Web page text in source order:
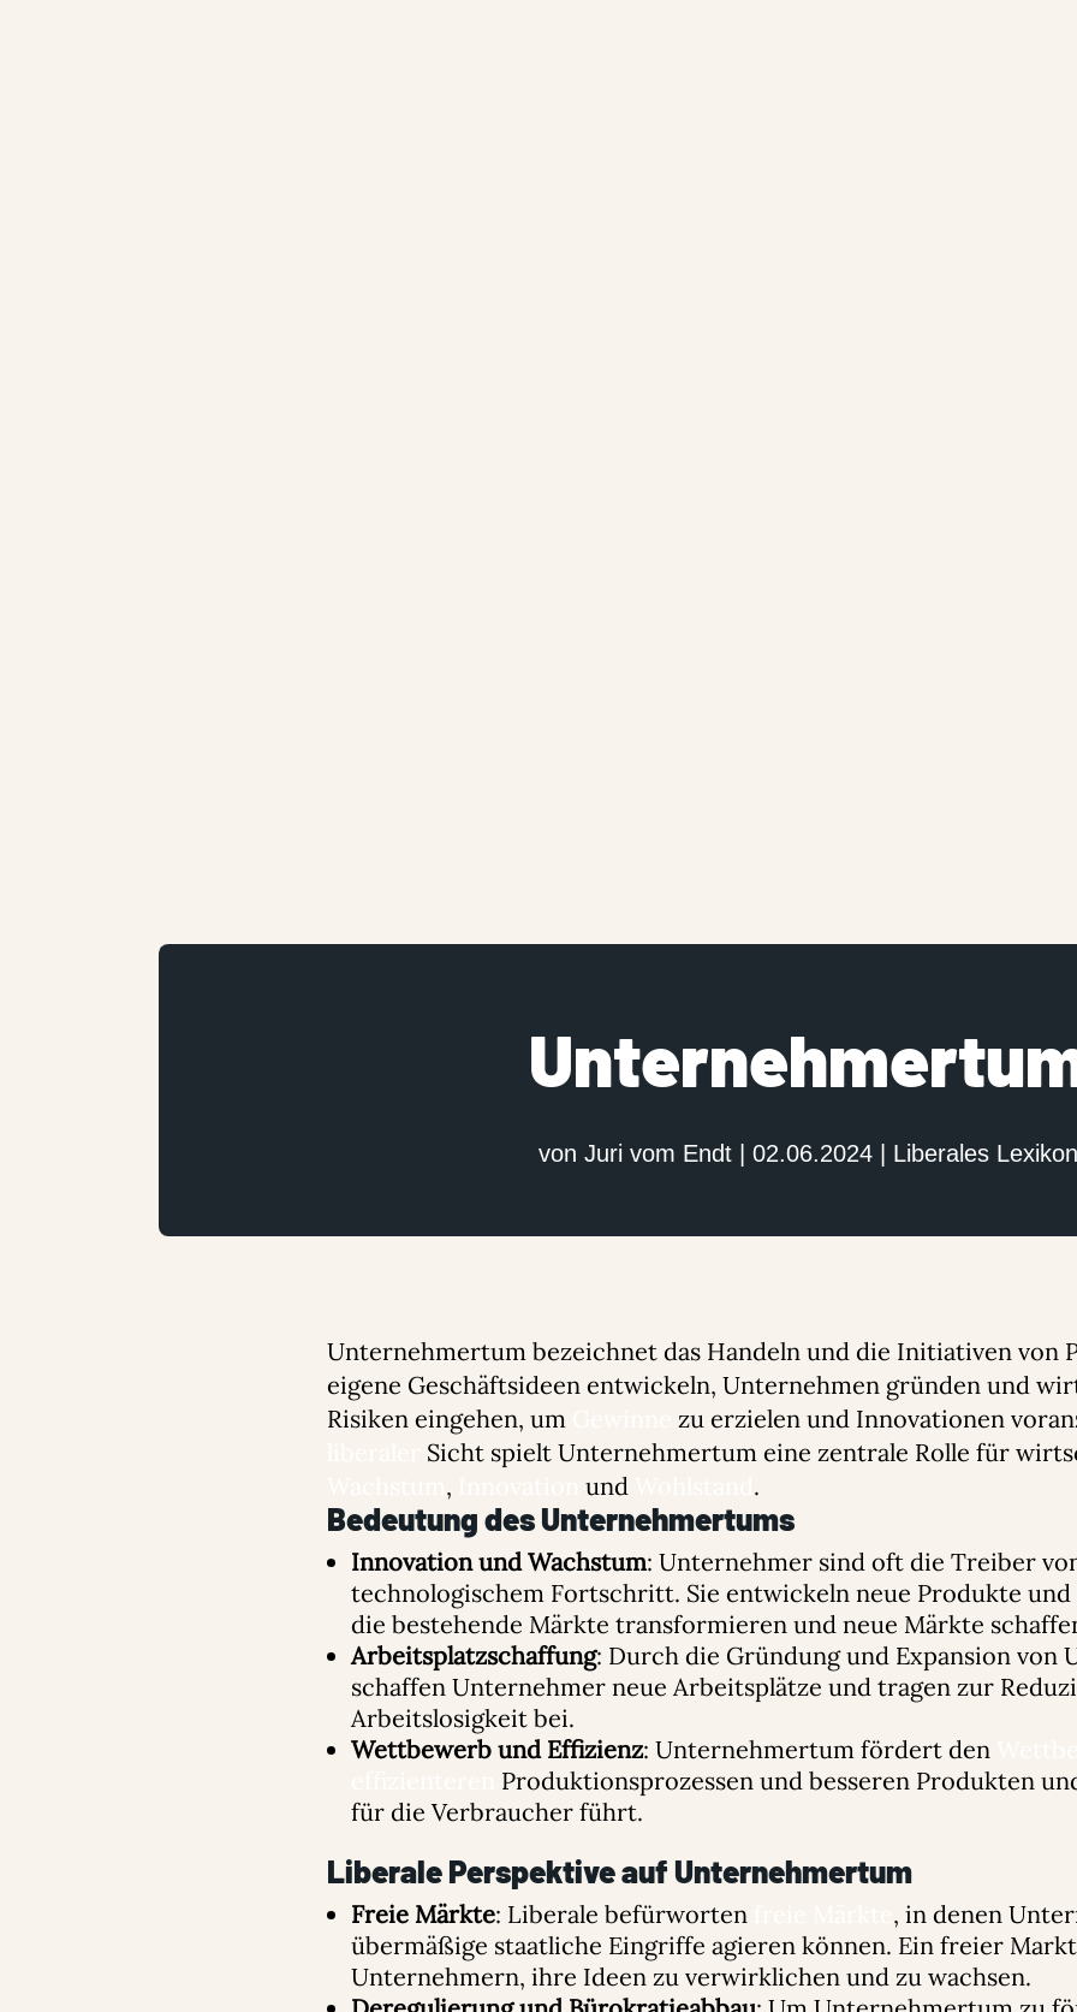
von Juri vom Endt| 02.06.2024| Liberales Lexikon
Unternehmertum bezeichnet das Handeln und die Initiativen von
eigene Geschäftsideen entwickeln, Unternehmen gründen und
Risiken eingehen, um
zu erzielen und Innovationen
Sicht spielt Unternehmertum eine zentrale Rolle für
, und .
Bedeutung des Unternehmertums
Innovation und Wachstum: Unternehmer sind oft die Treiber
technologischem Fortschritt. Sie entwickeln neue Produkte
die bestehende Märkte transformieren und neue Märkte
Arbeitsplatzschaffung: Durch die Gründung und Expansion von
schaffen Unternehmer neue Arbeitsplätze und tragen zur
Arbeitslosigkeit bei.
Wettbewerb und Effizienz: Unternehmertum fördert den
Produktionsprozessen und besseren Produkten
für die Verbraucher führt.
Liberale Perspektive auf Unternehmertum
Freie Märkte: Liberale befürworten
, in denen
übermäßige staatliche Eingriffe agieren können. Ein freier
Unternehmern, ihre Ideen zu verwirklichen und zu wachsen.